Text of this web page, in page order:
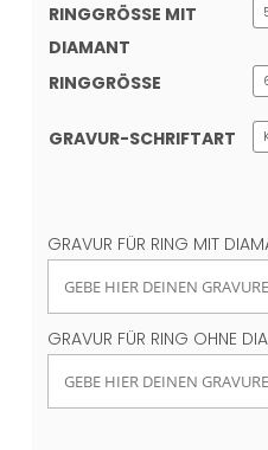
RINGGRÖSSE MIT D
IAMANT
RINGGRÖSSE
GRAVUR-SCHRIFTART
GRAVUR FÜR RING MIT
GRAVUR FÜR RING OHNE